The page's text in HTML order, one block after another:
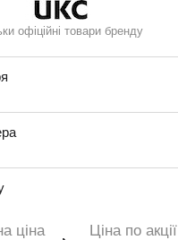
офіційні товари бренду
ціна Ціна по акції